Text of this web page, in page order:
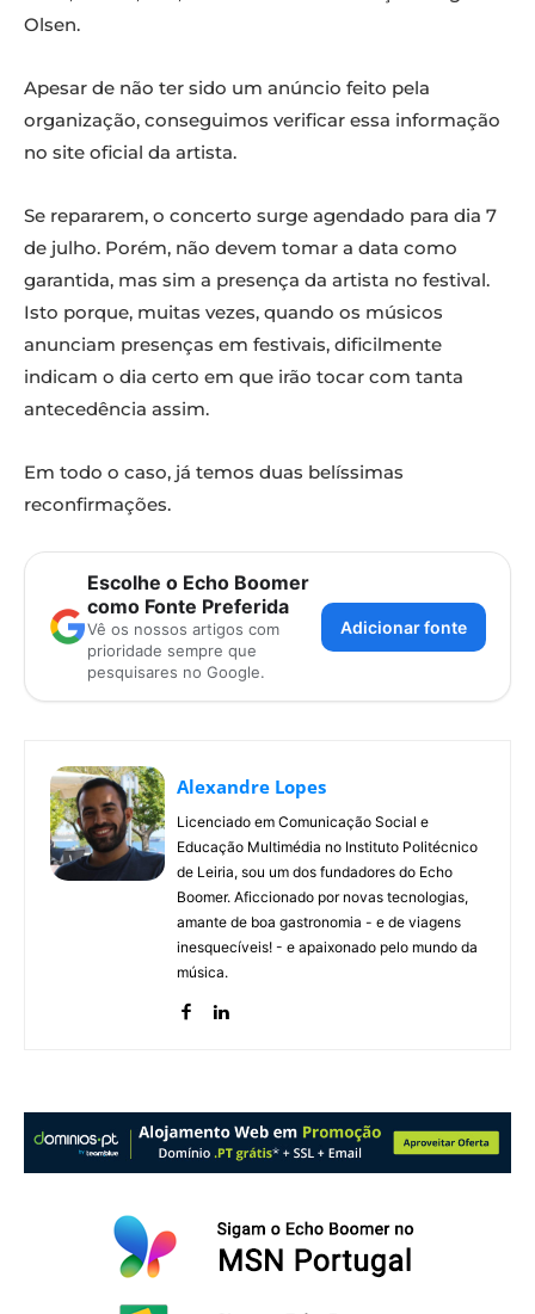
Olsen.
Apesar de não ter sido um anúncio feito pela
organização, conseguimos verificar essa informação
no site oficial da artista.
Se repararem, o concerto surge agendado para dia 7
de julho. Porém, não devem tomar a data como
garantida, mas sim a presença da artista no festival.
Isto porque, muitas vezes, quando os músicos
anunciam presenças em festivais, dificilmente
indicam o dia certo em que irão tocar com tanta
antecedência assim.
Em todo o caso, já temos duas belíssimas
reconfirmações.
Escolhe o Echo Boomer
como Fonte Preferida
Vê os nossos artigos com
prioridade sempre que
pesquisares no Google.
Adicionar fonte
Alexandre Lopes
Licenciado em Comunicação Social e
Educação Multimédia no Instituto Politécnico
de Leiria, sou um dos fundadores do Echo
Boomer. Aficcionado por novas tecnologias,
amante de boa gastronomia - e de viagens
inesquecíveis! - e apaixonado pelo mundo da
música.